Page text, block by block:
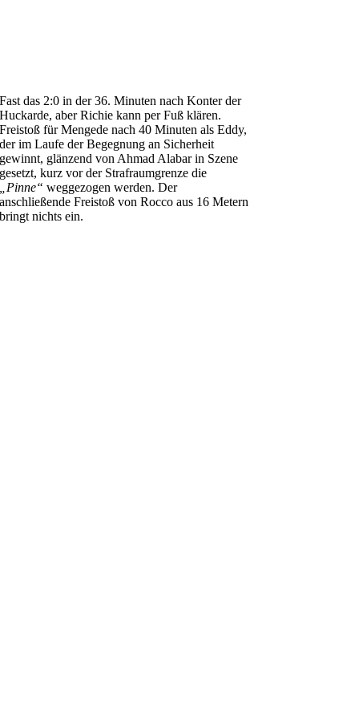
Fast das 2:0 in der 36. Minuten nach Konter der
Huckarde, aber Richie kann per Fuß klären.
Freistoß für Mengede nach 40 Minuten als Eddy,
der im Laufe der Begegnung an Sicherheit
gewinnt, glänzend von Ahmad Alabar in Szene
gesetzt, kurz vor der Strafraumgrenze die
„Pinne“ weggezogen werden. Der
anschließende Freistoß von Rocco aus 16 Metern
bringt nichts ein.